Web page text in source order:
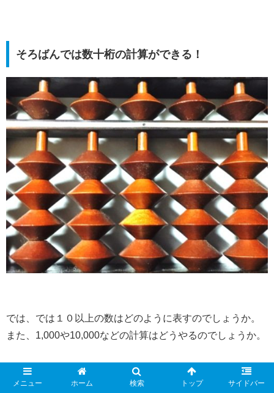
そろばんでは数十桁の計算ができる！
では、では１０以上の数はどのように表すのでしょうか。
また、1,000や10,000などの計算はどうやるのでしょうか。
実はそろばんにはある工夫がされています。
メニュー ホーム 検索 トップ サイドバー